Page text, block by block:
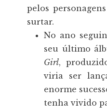
pelos
surtar.
No ano
seu último
Girl,
viria ser
enorme
tenha vivido